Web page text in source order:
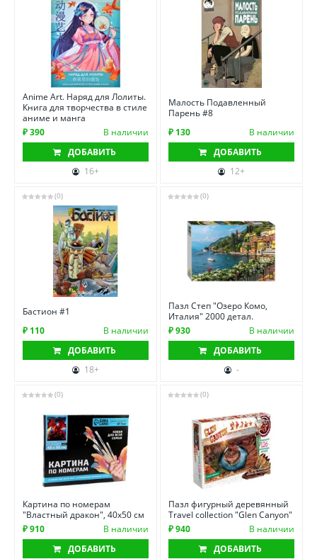
Anime Art. Наряд для Лолиты.
Книга для творчества в стиле
аниме и манга
₽ 390
В наличии
ДОБАВИТЬ
16+
Малость Подавленный
Парень #8
₽ 130
В наличии
ДОБАВИТЬ
12+
(0)
Бастион #1
₽ 110
В наличии
ДОБАВИТЬ
18+
(0)
Пазл Степ "Озеро Комо,
Италия" 2000 детал.
₽ 930
В наличии
ДОБАВИТЬ
-
(0)
Картина по номерам
"Властный дракон", 40х50 см
₽ 910
В наличии
ДОБАВИТЬ
(0)
Пазл фигурный деревянный
Travel collection "Glen Canyon"
₽ 940
В наличии
ДОБАВИТЬ